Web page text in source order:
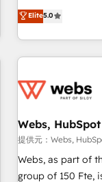
marketing
From onboarding
house team
revenue. ⚙️ HubSpot Integration & Optimization • Seamless
migrations and
marketing and
enablement tools
strategies with
HubSpot
Elite5.0
Webs,
提供元：Webs,
Webs, as part of
group of 150 Fte, is the trusted Elite HubSpot CRM Partner